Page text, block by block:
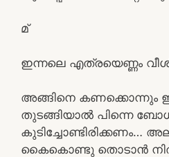
മ്
ഇന്നലെ എത്രയെണ്ണം
അങ്ങിനെ കണക്കൊന്നും
തുടങ്ങിയാൽ പിന്നെ
കുടിച്ചോണ്ടിരിക്കണം…
കൈകൊണ്ടു തൊടാൻ